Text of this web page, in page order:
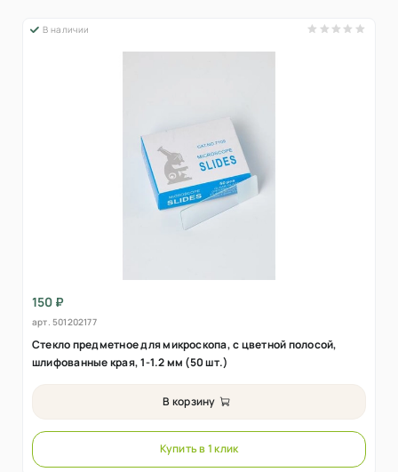
В наличии
150 ₽
арт. 501202177
Стекло предметное для микроскопа, с цветной полосой,
шлифованные края, 1-1.2 мм (50 шт.)
В корзину
Купить в 1 клик